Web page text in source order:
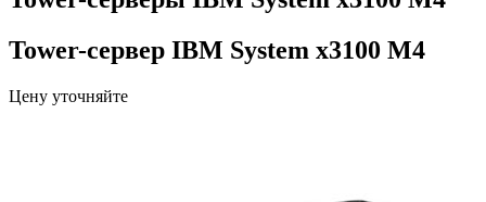
Tower-сервер IBM System x3100 M4
Цену уточняйте